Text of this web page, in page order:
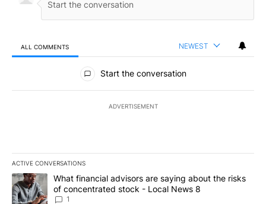
ALL COMMENTS NEWEST
All Comments
Start the conversation
ADVERTISEMENT
ACTIVE CONVERSATIONS
The following is a list of the most commented articles in the last
A trending article titled "What financial advisors are saying
What financial advisors are saying about the risks
of concentrated stock - Local News 8
1